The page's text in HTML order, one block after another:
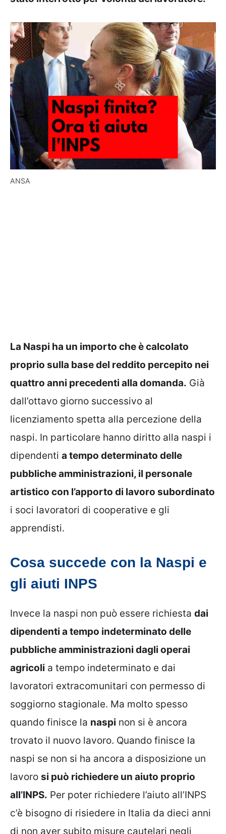
ANSA
La Naspi ha un importo che è calcolato
proprio sulla base del reddito percepito nei
quattro anni precedenti alla domanda. Già
dall’ottavo giorno successivo al
licenziamento spetta alla percezione della
naspi. In particolare hanno diritto alla naspi i
dipendenti a tempo determinato delle
pubbliche amministrazioni, il personale
artistico con l’apporto di lavoro subordinato
i soci lavoratori di cooperative e gli
apprendisti.
Cosa succede con la Naspi e
gli aiuti INPS
Invece la naspi non può essere richiesta dai
dipendenti a tempo indeterminato delle
pubbliche amministrazioni dagli operai
agricoli a tempo indeterminato e dai
lavoratori extracomunitari con permesso di
soggiorno stagionale. Ma molto spesso
quando finisce la naspi non si è ancora
trovato il nuovo lavoro. Quando finisce la
naspi se non si ha ancora a disposizione un
lavoro si può richiedere un aiuto proprio
all’INPS. Per poter richiedere l’aiuto all’INPS
c’è bisogno di risiedere in Italia da dieci anni
di non aver subito misure cautelari negli